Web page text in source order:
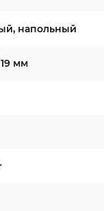
напольный
мм